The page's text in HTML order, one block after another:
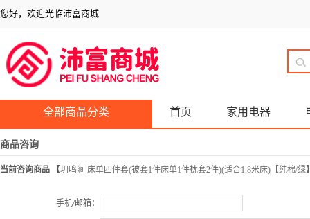
您好，欢迎光临沛富商城
全部商品分类 首页 家用电器
商品咨询
当前咨询商品 【玥鸣涧 床单四件套(被套1件床单1件枕套2件)(适合1.8米床)【纯棉/绿
手机/邮箱：